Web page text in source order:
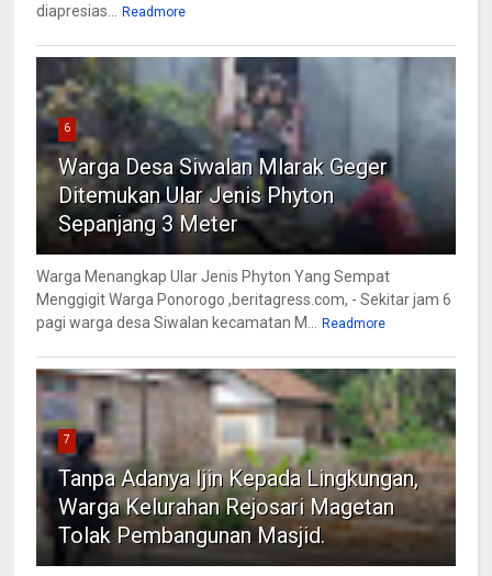
diapresias...
Readmore
6
Warga Desa Siwalan Mlarak Geger
Ditemukan Ular Jenis Phyton
Sepanjang 3 Meter
Warga Menangkap Ular Jenis Phyton Yang Sempat
Menggigit Warga Ponorogo ,beritagress.com, - Sekitar jam 6
pagi warga desa Siwalan kecamatan M...
Readmore
7
Tanpa Adanya Ijin Kepada Lingkungan,
Warga Kelurahan Rejosari Magetan
Tolak Pembangunan Masjid.